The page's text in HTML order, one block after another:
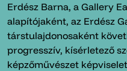
Erdész Barna, a Gallery
alapítójaként, az Erdész
társtulajdonosaként
progresszív, kísérletező
képzőművészet